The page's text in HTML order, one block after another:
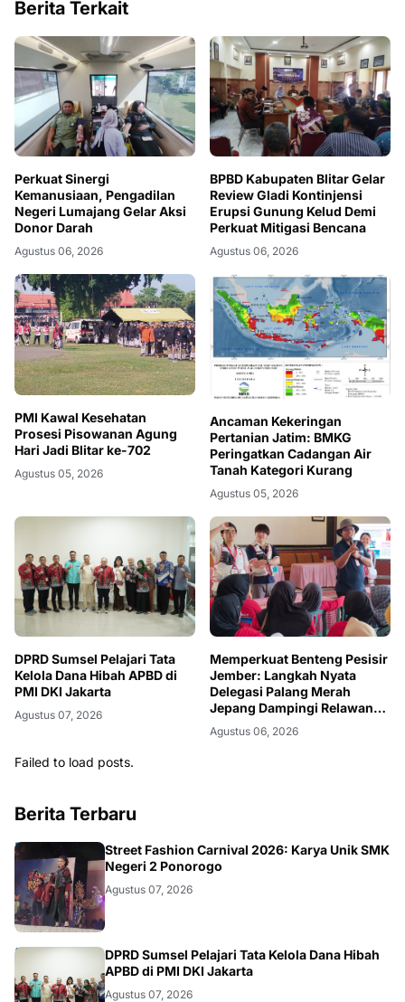
Berita Terkait
Perkuat Sinergi
Kemanusiaan, Pengadilan
Negeri Lumajang Gelar Aksi
Donor Darah
Agustus 06, 2026
BPBD Kabupaten Blitar Gelar
Review Gladi Kontinjensi
Erupsi Gunung Kelud Demi
Perkuat Mitigasi Bencana
Agustus 06, 2026
PMI Kawal Kesehatan
Prosesi Pisowanan Agung
Hari Jadi Blitar ke-702
Agustus 05, 2026
Ancaman Kekeringan
Pertanian Jatim: BMKG
Peringatkan Cadangan Air
Tanah Kategori Kurang
Agustus 05, 2026
DPRD Sumsel Pelajari Tata
Kelola Dana Hibah APBD di
PMI DKI Jakarta
Agustus 07, 2026
Memperkuat Benteng Pesisir
Jember: Langkah Nyata
Delegasi Palang Merah
Jepang Dampingi Relawan
dan Sekolah Tangguh
Bencana
Agustus 06, 2026
Failed to load posts.
Berita Terbaru
JATIM
Street Fashion Carnival 2026: Karya Unik SMK
Negeri 2 Ponorogo
Agustus 07, 2026
ANEWS
DPRD Sumsel Pelajari Tata Kelola Dana Hibah
APBD di PMI DKI Jakarta
Agustus 07, 2026